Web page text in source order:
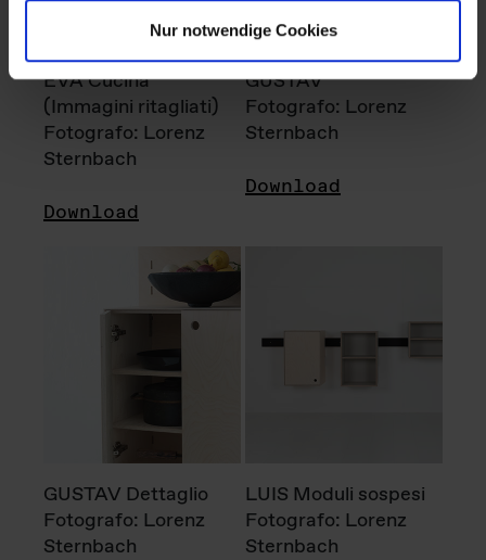
Nur notwendige Cookies
EVA Cucina
(Immagini ritagliati)
Fotografo: Lorenz
Sternbach
Download
GUSTAV
Fotografo: Lorenz
Sternbach
Download
GUSTAV Dettaglio
Fotografo: Lorenz
Sternbach
LUIS Moduli sospesi
Fotografo: Lorenz
Sternbach